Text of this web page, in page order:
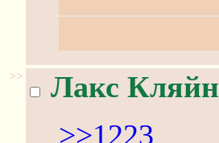
>> Лакс Кляйн
>>1223